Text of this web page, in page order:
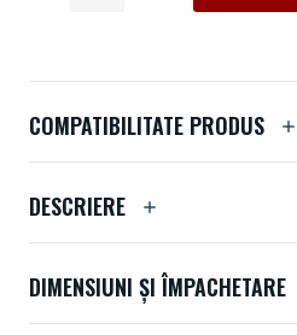
COMPATIBILITATE PRODUS
DESCRIERE
DIMENSIUNI ȘI ÎMPACHETARE